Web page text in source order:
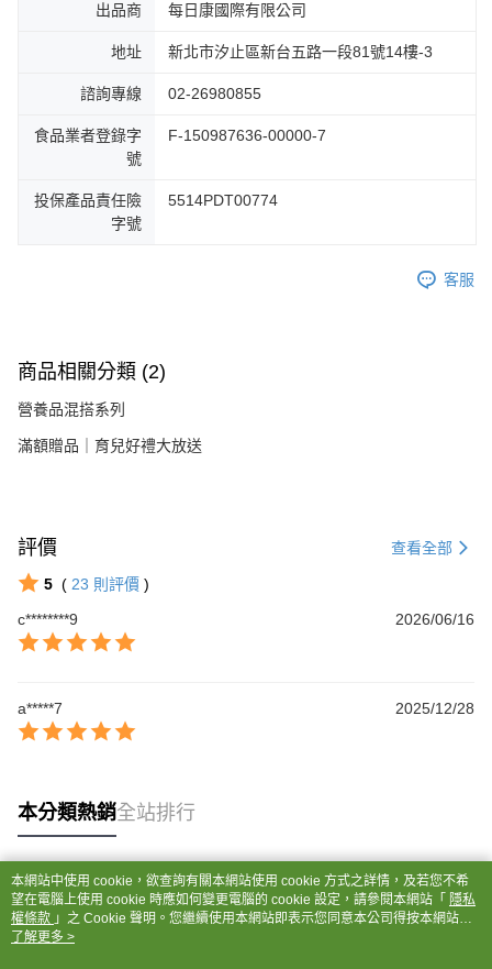
出品商 每日康國際有限公司
地址 新北市汐止區新台五路一段81號14樓-3
諮詢專線 02-26980855
食品業者登錄字
號
F-150987636-00000-7
投保產品責任險
字號
5514PDT00774
客服
商品相關分類 (2)
營養品混搭系列
滿額贈品｜育兒好禮大放送
評價 查看全部
5 ( 23 則評價 )
c********9
2026/06/16
a*****7 2025/12/28
本分類熱銷全站排行
熱門標籤
本網站中使用 cookie，欲查詢有關本網站使用 cookie 方式之詳情，及若您不希
望在電腦上使用 cookie 時應如何變更電腦的 cookie 設定，請參閱本網站「 隱私
權條款 」之 Cookie 聲明。您繼續使用本網站即表示您同意本公司得按本網站使
用條款之 Cookie 聲明使用 cookie。
了解更多 >